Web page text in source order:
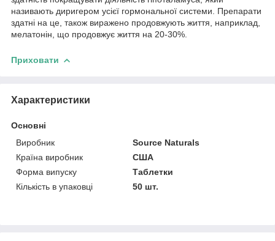
називають диригером усієї гормональної системи. Препарати
здатні на це, також виражено продовжують життя, наприклад,
мелатонін, що продовжує життя на 20-30%.
Приховати
Характеристики
Основні
Виробник
Source Naturals
Країна виробник
США
Форма випуску
Таблетки
Кількість в упаковці
50 шт.